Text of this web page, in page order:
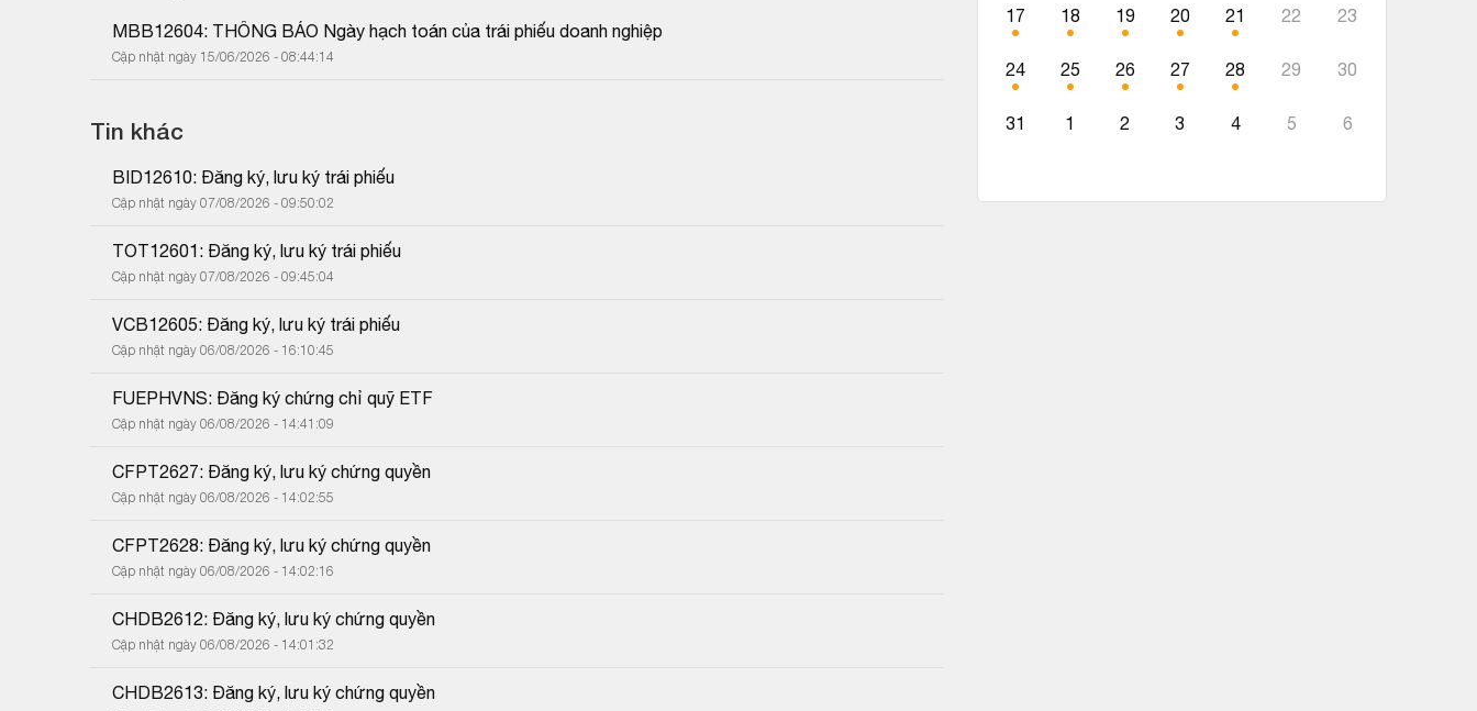
MBB12604: THÔNG BÁO Ngày hạch toán của trái phiếu doanh nghiệp
Cập nhật ngày 15/06/2026 - 08:44:14
Tin khác
BID12610: Đăng ký, lưu ký trái phiếu
Cập nhật ngày 07/08/2026 - 09:50:02
TOT12601: Đăng ký, lưu ký trái phiếu
Cập nhật ngày 07/08/2026 - 09:45:04
VCB12605: Đăng ký, lưu ký trái phiếu
Cập nhật ngày 06/08/2026 - 16:10:45
FUEPHVNS: Đăng ký chứng chỉ quỹ ETF
Cập nhật ngày 06/08/2026 - 14:41:09
CFPT2627: Đăng ký, lưu ký chứng quyền
Cập nhật ngày 06/08/2026 - 14:02:55
CFPT2628: Đăng ký, lưu ký chứng quyền
Cập nhật ngày 06/08/2026 - 14:02:16
CHDB2612: Đăng ký, lưu ký chứng quyền
Cập nhật ngày 06/08/2026 - 14:01:32
CHDB2613: Đăng ký, lưu ký chứng quyền
17 18 19 20 21 22 23
24 25 26 27 28 29 30
31 1 2 3 4 5 6